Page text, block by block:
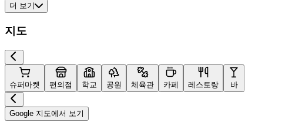
더 보기
지도
슈퍼마켓 편의점 학교 공원 체육관 카페 레스토랑 바
Google 지도에서 보기